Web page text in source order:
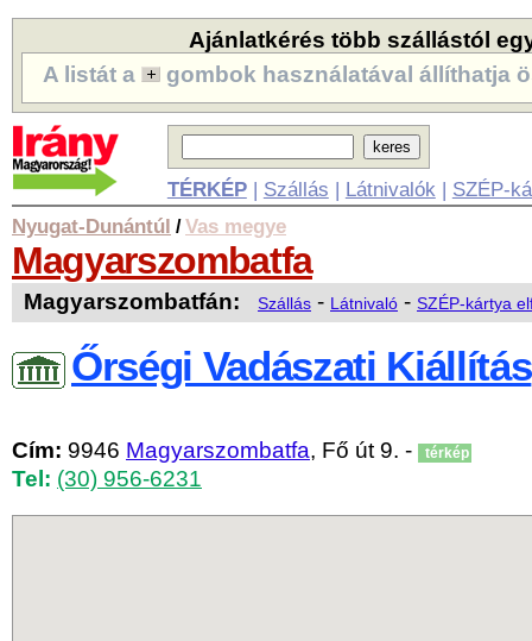
Ajánlatkérés több szállástól
A listát a
gombok használatával állíthatja
TÉRKÉP| Szállás | Látnivalók | SZÉP-
Nyugat-Dunántúl /Vas megye
Magyarszombatfa
Magyarszombatfán: Szállás - Látnivaló - SZÉP-kártya
Őrségi Vadászati Kiállítás
Cím: 9946 Magyarszombatfa, Fő út 9. - térkép
Tel: (30) 956-6231